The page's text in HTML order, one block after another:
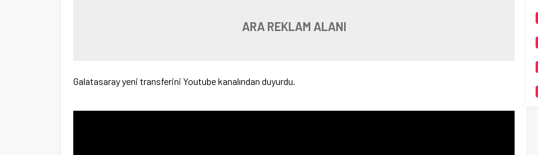
ARA REKLAM ALANI
Galatasaray yeni transferini Youtube kanalından duyurdu.